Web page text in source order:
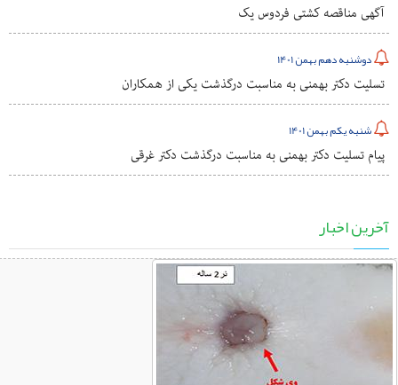
آگهی مناقصه کشتی فردوس یک
دوشنبه دهم بهمن 1401
تسلیت دکتر بهمنی به مناسبت درگذشت یکی از همکاران
شنبه یکم بهمن 1401
پیام تسلیت دکتر بهمنی به مناسبت درگذشت دکتر غرقی
آخرین اخبار